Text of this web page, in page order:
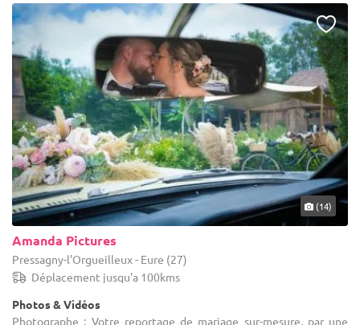
(14)
Amanda Pictures
Pressagny-l'Orgueilleux - Eure (27)
Déplacement jusqu'a 100kms
Photos & Vidéos
Photographe : Votre reportage de mariage sur-mesure, par une